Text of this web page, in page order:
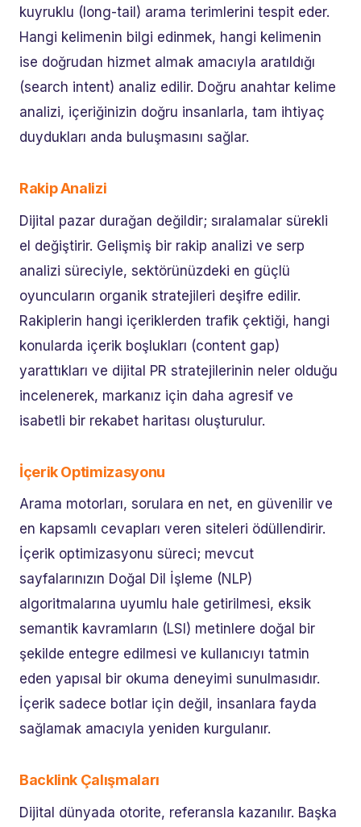
kuyruklu (long-tail) arama terimlerini tespit eder.
Hangi kelimenin bilgi edinmek, hangi kelimenin
ise doğrudan hizmet almak amacıyla aratıldığı
(search intent) analiz edilir. Doğru anahtar kelime
analizi, içeriğinizin doğru insanlarla, tam ihtiyaç
duydukları anda buluşmasını sağlar.
Rakip Analizi
Dijital pazar durağan değildir; sıralamalar sürekli
el değiştirir. Gelişmiş bir rakip analizi ve serp
analizi süreciyle, sektörünüzdeki en güçlü
oyuncuların organik stratejileri deşifre edilir.
Rakiplerin hangi içeriklerden trafik çektiği, hangi
konularda içerik boşlukları (content gap)
yarattıkları ve dijital PR stratejilerinin neler olduğu
incelenerek, markanız için daha agresif ve
isabetli bir rekabet haritası oluşturulur.
İçerik Optimizasyonu
Arama motorları, sorulara en net, en güvenilir ve
en kapsamlı cevapları veren siteleri ödüllendirir.
İçerik optimizasyonu süreci; mevcut
sayfalarınızın Doğal Dil İşleme (NLP)
algoritmalarına uyumlu hale getirilmesi, eksik
semantik kavramların (LSI) metinlere doğal bir
şekilde entegre edilmesi ve kullanıcıyı tatmin
eden yapısal bir okuma deneyimi sunulmasıdır.
İçerik sadece botlar için değil, insanlara fayda
sağlamak amacıyla yeniden kurgulanır.
Backlink Çalışmaları
Dijital dünyada otorite, referansla kazanılır. Başka